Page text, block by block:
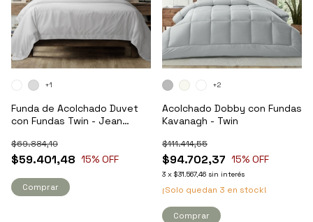
Funda de Acolchado Duvet
con Fundas Twin - Jean
$59.401,48
$69.884,10
15% OFF
+1
Comprar
Acolchado Dobby con Fundas
Kavanagh - Twin
$94.702,37
$111.414,55
15% OFF
3 x $31.567,46 sin interés
¡Solo quedan 3 en stock!
+2
Comprar